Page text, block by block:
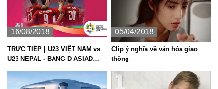
16/08/2018
TRỰC TIẾP | U23 VIỆT NAM vs
U23 NEPAL - BẢNG D ASIAD
05/04/2018
Clip ý nghĩa về văn hóa giao
thông